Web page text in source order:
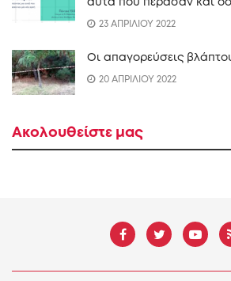
αυτά που πέρασαν και
23 ΑΠΡΙΛΙΟΥ 2022
Οι απαγορεύσεις
20 ΑΠΡΙΛΙΟΥ 2022
Ακολουθείστε μας